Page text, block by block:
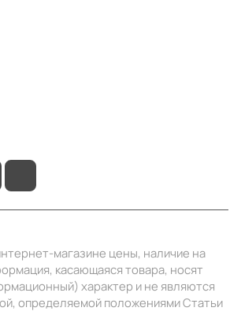
магазине цены, наличие на
касающаяся товара, носят
характер и не являются
определяемой положениями Статьи